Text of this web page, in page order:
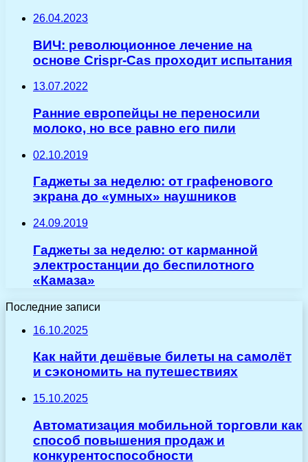
26.04.2023
ВИЧ: революционное лечение на
основе Crispr-Cas проходит испытания
13.07.2022
Ранние европейцы не переносили
молоко, но все равно его пили
02.10.2019
Гаджеты за неделю: от графенового
экрана до «умных» наушников
24.09.2019
Гаджеты за неделю: от карманной
электростанции до беспилотного
«Камаза»
Последние записи
16.10.2025
Как найти дешёвые билеты на самолёт
и сэкономить на путешествиях
15.10.2025
Автоматизация мобильной торговли как
способ повышения продаж и
конкурентоспособности